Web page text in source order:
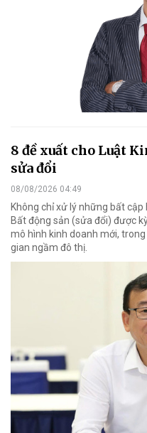
8 đề xuất cho Luật
sửa đổi
08/08/2026 04:49
Không chỉ xử lý những bất
Bất động sản (sửa đổi) được
mô hình kinh doanh mới,
gian ngầm đô thị.